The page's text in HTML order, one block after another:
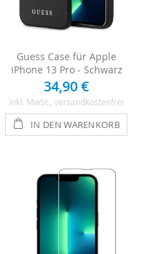
Guess Case für Apple
iPhone 13 Pro - Schwarz
34,90 €
Inkl. MwSt., versandkostenfrei
IN DEN WARENKORB